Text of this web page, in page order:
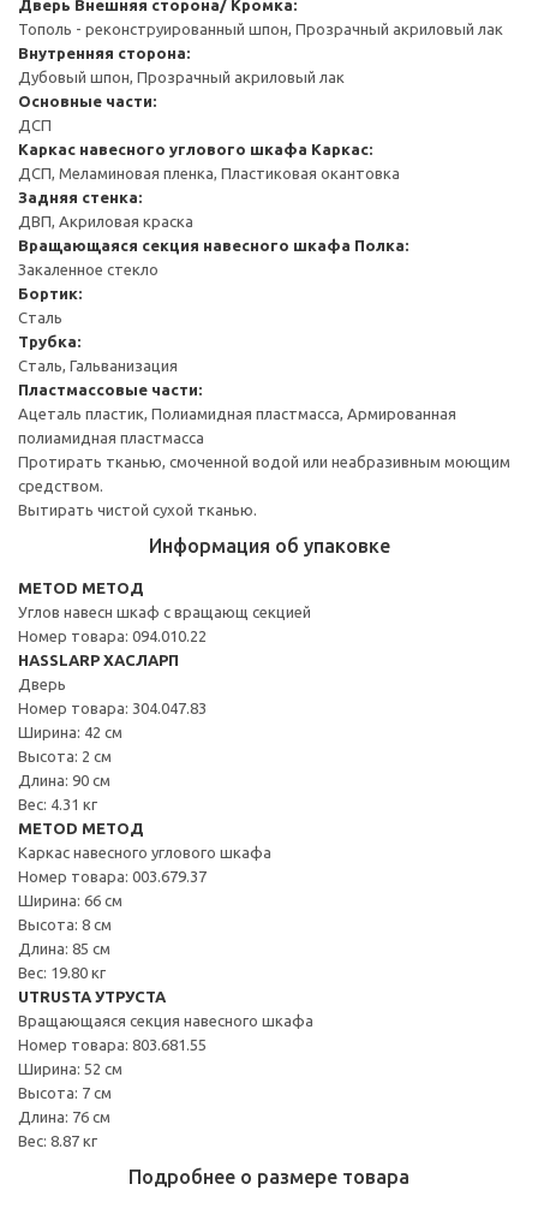
Дверь Внешняя сторона/ Кромка:
Тополь - реконструированный шпон, Прозрачный акриловый лак
Внутренняя сторона:
Дубовый шпон, Прозрачный акриловый лак
Основные части:
ДСП
Каркас навесного углового шкафа Каркас:
ДСП, Меламиновая пленка, Пластиковая окантовка
Задняя стенка:
ДВП, Акриловая краска
Вращающаяся секция навесного шкафа Полка:
Закаленное стекло
Бортик:
Сталь
Трубка:
Сталь, Гальванизация
Пластмассовые части:
Ацеталь пластик, Полиамидная пластмасса, Армированная
полиамидная пластмасса
Протирать тканью, смоченной водой или неабразивным моющим
средством.
Вытирать чистой сухой тканью.
Информация об упаковке
METOD МЕТОД
Углов навесн шкаф с вращающ секцией
Номер товара: 094.010.22
HASSLARP ХАСЛАРП
Дверь
Номер товара: 304.047.83
Ширина: 42 см
Высота: 2 см
Длина: 90 см
Вес: 4.31 кг
METOD МЕТОД
Каркас навесного углового шкафа
Номер товара: 003.679.37
Ширина: 66 см
Высота: 8 см
Длина: 85 см
Вес: 19.80 кг
UTRUSTA УТРУСТА
Вращающаяся секция навесного шкафа
Номер товара: 803.681.55
Ширина: 52 см
Высота: 7 см
Длина: 76 см
Вес: 8.87 кг
Подробнее о размере товара